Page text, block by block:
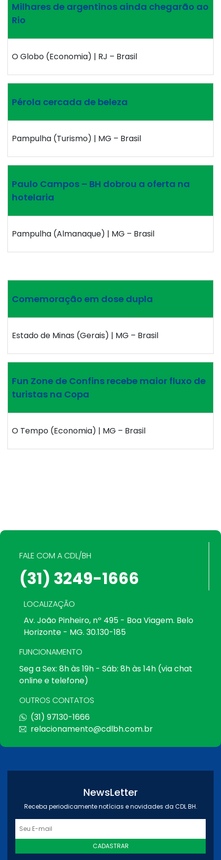
Milhares de argentinos ainda chegarão ao
Rio
O Globo (Economia) | RJ – Brasil
Pérola cercada de beleza
Pampulha (Turismo) | MG – Brasil
Paulo Campos – BH dobrou a oferta na
hotelaria
Pampulha (Almanaque) | MG – Brasil
Comemoração em dose dupla
Estado de Minas (Gerais) | MG – Brasil
Fun Zone de Confins recebe maior fluxo de
turistas na Copa
O Tempo (Economia) | MG – Brasil
FALE COM A CDL/BH
(31) 3249-1666
LOCALIZAÇÃO
Av. João Pinheiro, nº 495 - Boa Viagem. Belo
Horizonte - MG. 30.130-185
FUNCIONAMENTO
Seg a Sex: 8h às 19h - Sáb: 8h às 14h (via chat
online e telefone)
OUTROS CONTATOS
(31) 97130-1666
relacionamento@cdlbh.com.br
NewsLetter
Receba periodicamente notícias e novidades da CDL BH.
CADASTRAR